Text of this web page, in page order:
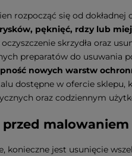
rozpocząć się od
pęknięć, rdzy lub
skrzydła oraz
preparatów do usuwania
nowych warstw
dostępne w ofercie sklepu,
oraz codziennym
malowaniem
konieczne jest usunięcie